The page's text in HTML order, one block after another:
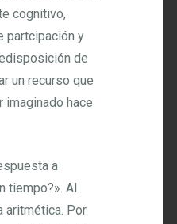
cognitivo,
partcipación y
de
un recurso que
imaginado hace
a
tiempo?». Al
aritmética. Por